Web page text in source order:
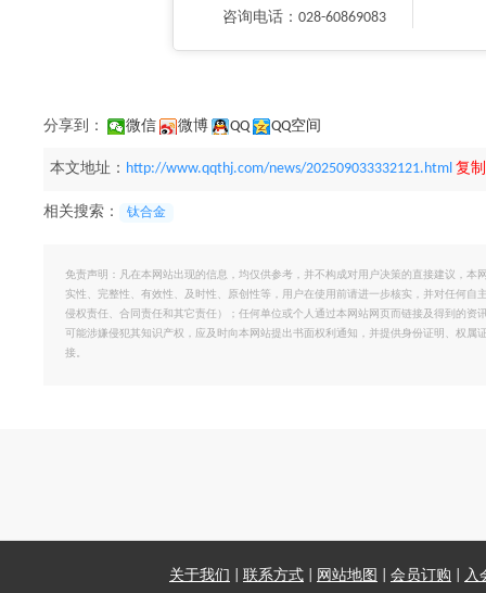
咨询电话：028-60869083
分享到： 微信 微博 QQ QQ空间
本文地址： http://www.qqthj.com/news/202509033332121.html 复
相关搜索： 钛合金
免责声明：凡在本网站出现的信息，均仅供参考，并不构成对用户决策的直接建议，
实性、完整性、有效性、及时性、原创性等，用户在使用前请进一步核实，并对任何
侵权责任、合同责任和其它责任）；任何单位或个人通过本网站网页而链接及得到的
可能涉嫌侵犯其知识产权，应及时向本网站提出书面权利通知，并提供身份证明、权
接。
关于我们 联系方式 网站地图 会员订购
入